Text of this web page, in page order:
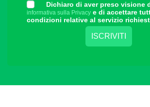
Dichiaro di aver preso visione
informativa sulla Privacy e di accettare
condizioni relative al servizio